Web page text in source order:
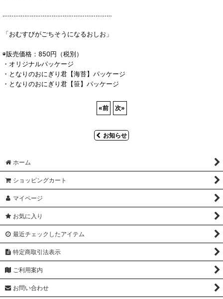
……………………………………………………
「おむすびがごちそうになるおしお」
◉販売価格：850円（税別）
・オリジナルパッケージ
・となりのおにぎり君【海苔】パッケージ
・となりのおにぎり君【笹】パッケージ
«前 次»
お知らせ
ホーム
ショッピングカート
マイページ
お気に入り
最近チェックしたアイテム
特定商取引法表示
ご利用案内
お問い合わせ